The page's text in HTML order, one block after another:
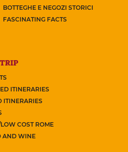
BOTTEGHE E NEGOZI STORICI
FASCINATING FACTS
ITINERARIES
ITINERARIES
COST ROME
AND WINE